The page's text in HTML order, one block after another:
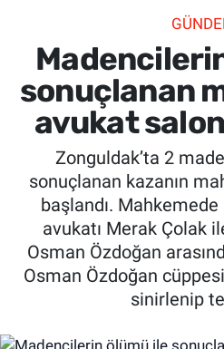
sonuçlanan
avukat
Zonguldak’ta 2
sonuçlanan kazanın
başlandı. Mahkemede
avukatı Merak Çolak
Osman Özdoğan
Osman Özdoğan
sinirlenip
SAĞLIK